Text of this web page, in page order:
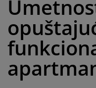
za spavaću sobu
kreveta
kreveta sa prostorom
dušeci
i zaštita nameštaja
rasveta
soba